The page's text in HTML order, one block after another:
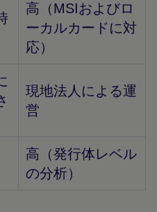
高（MSIおよびロ
ーカルカードに対
応）
現地法人による運
営
高（発行体レベル
の分析）